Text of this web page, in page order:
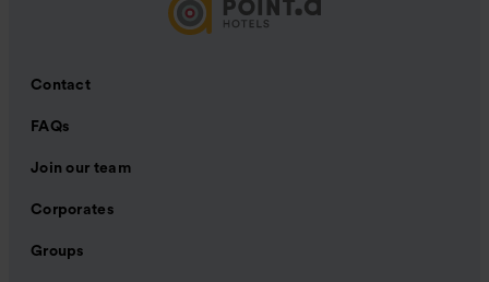
Contact
FAQs
Join our team
Corporates
Groups